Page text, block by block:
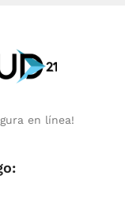
en línea!